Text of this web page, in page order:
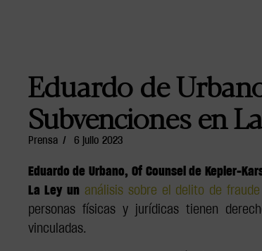
Eduardo de
Subvenciones en
Prensa / 6 julio 2023
Eduardo de Urbano, Of Counsel de Kepler-
La Ley un análisis sobre el delito de
personas físicas y jurídicas tienen
vinculadas.